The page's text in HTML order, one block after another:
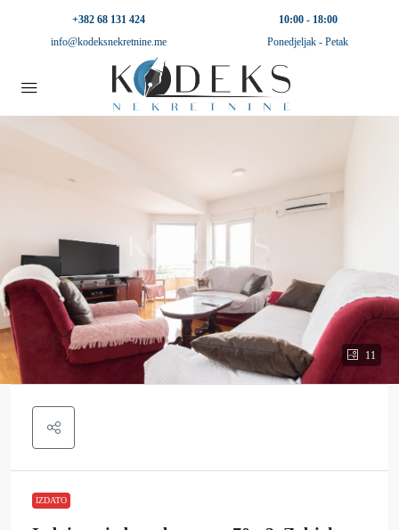
+382 68 131 424
info@kodeksnekretnine.me
10:00 - 18:00
Ponedjeljak - Petak
11
IZDATO